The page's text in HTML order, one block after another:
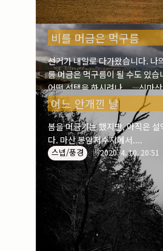
그래픽(14)
(9)
(14)
(33)
블로그최적화(2)
비를 머금은 먹구름
선거가 내일로 다가왔습니다. 나
름 머금은 먹구름이 될 수도 있습
어떤 선택을 하시려나...... 신마
'Brown hands' 커피샵에서 바라
경
스넵/풍경 2020. 4. 14. 08:24
어느 안개낀 날
봄을 머금기는 했지만, 아직은 설
다. 마산 봉암저수지에서....
스넵/풍경 2020. 4. 10. 20:51